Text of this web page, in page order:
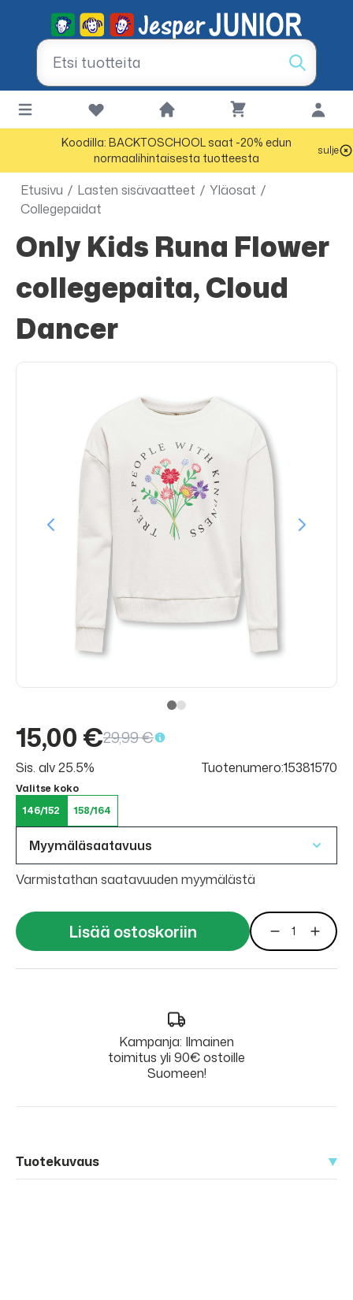
Koodilla: BACKTOSCHOOL saat -20% edun
normaalihintaisesta tuotteesta
sulje
Etusivu / Lasten sisävaatteet / Yläosat /
Collegepaidat
Only Kids Runa Flower
collegepaita, Cloud
Dancer
15,00 €29,99 €
Sis. alv 25.5% Tuotenumero:15381570
Valitse koko
146/152
158/164
Myymäläsaatavuus
Varmistathan saatavuuden myymälästä
Lisää ostoskoriin
Kampanja: Ilmainen
toimitus yli 90€ ostoille
Suomeen!
Tuotekuvaus